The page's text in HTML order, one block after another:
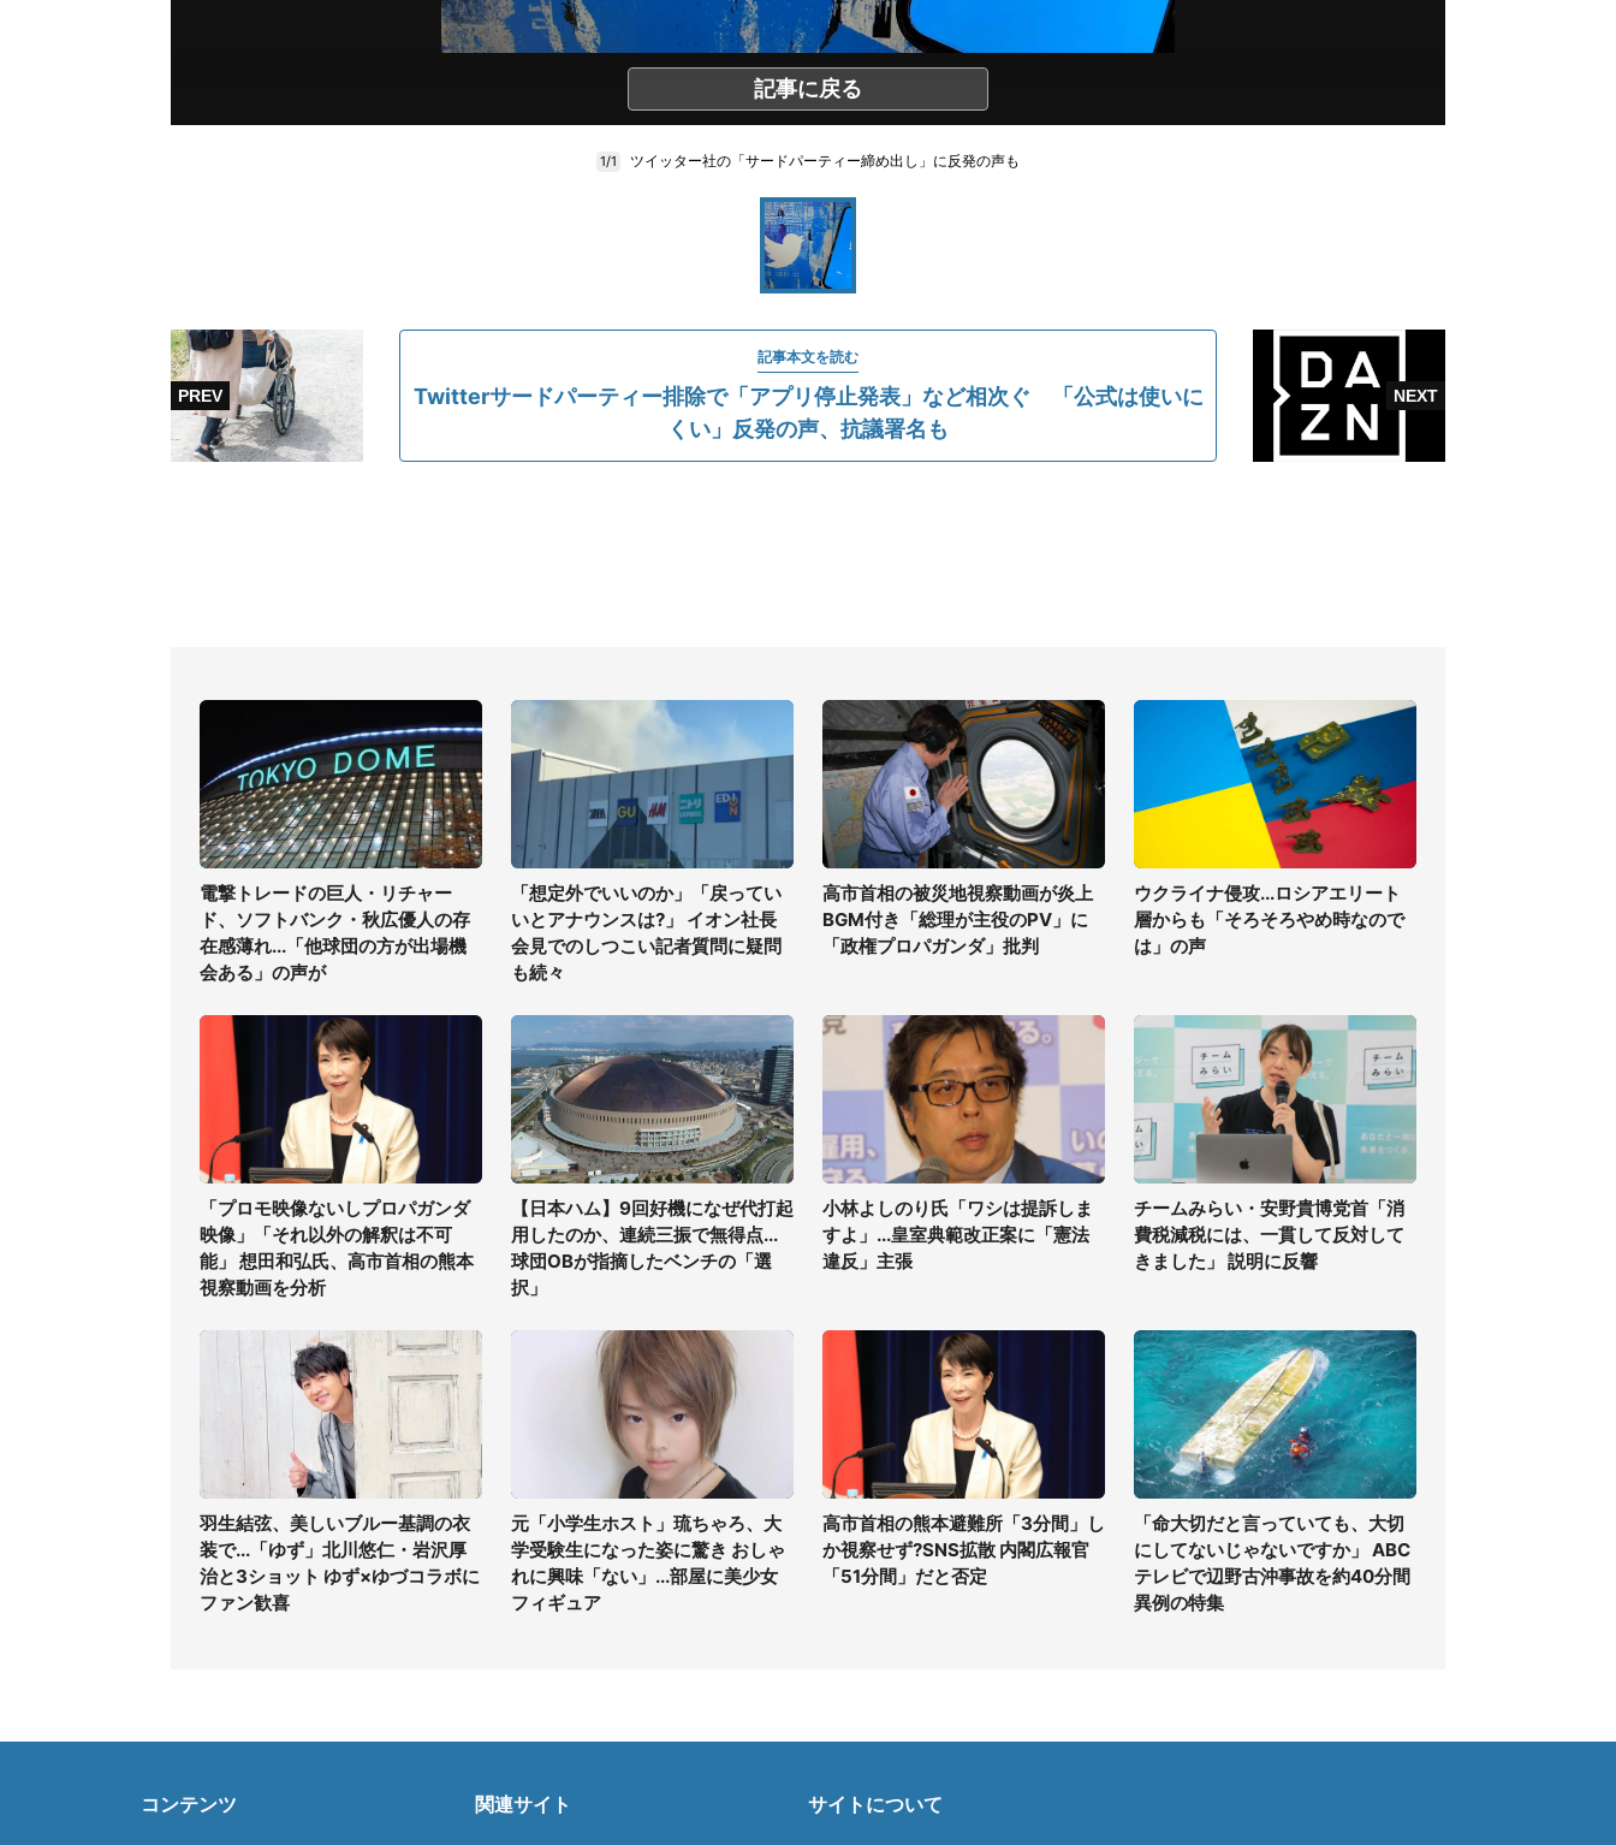
記事に戻る
1/1 ツイッター社の「サードパーティー締め出し」に反発の声も
記事本文を読む
Twitterサードパーティー排除で「アプリ停止発表」など相次ぐ 「公式は使いに
くい」反発の声、抗議署名も
電撃トレードの巨人・リチャー
ド、ソフトバンク・秋広優人の存
在感薄れ...「他球団の方が出場機
会ある」の声が
「想定外でいいのか」「戻ってい
いとアナウンスは?」 イオン社長
会見でのしつこい記者質問に疑問
も続々
高市首相の被災地視察動画が炎上
BGM付き「総理が主役のPV」に
「政権プロパガンダ」批判
ウクライナ侵攻...ロシアエリート
層からも「そろそろやめ時なので
は」の声
「プロモ映像ないしプロパガンダ
映像」「それ以外の解釈は不可
能」 想田和弘氏、高市首相の熊本
視察動画を分析
【日本ハム】9回好機になぜ代打起
用したのか、連続三振で無得点...
球団OBが指摘したベンチの「選
択」
小林よしのり氏「ワシは提訴しま
すよ」...皇室典範改正案に「憲法
違反」主張
チームみらい・安野貴博党首「消
費税減税には、一貫して反対して
きました」 説明に反響
羽生結弦、美しいブルー基調の衣
装で...「ゆず」北川悠仁・岩沢厚
治と3ショット ゆず×ゆづコラボに
ファン歓喜
元「小学生ホスト」琉ちゃろ、大
学受験生になった姿に驚き おしゃ
れに興味「ない」...部屋に美少女
フィギュア
高市首相の熊本避難所「3分間」し
か視察せず?SNS拡散 内閣広報官
「51分間」だと否定
「命大切だと言っていても、大切
にしてないじゃないですか」 ABC
テレビで辺野古沖事故を約40分間
異例の特集
コンテンツ 関連サイト サイトについて